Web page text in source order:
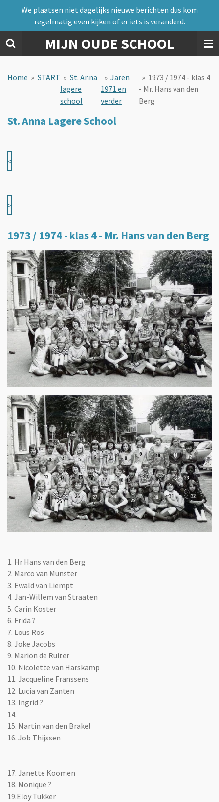
naar
de
hoofdinhoud
MIJN OUDE SCHOOL
We plaatsen niet dagelijks nieuwe berichten dus kom
regelmatig even kijken of er iets is veranderd.
Home » START » St. Anna
lagere
school
» Jaren
1971 en
verder
» 1973 / 1974 - klas 4
- Mr. Hans van den
Berg
St. Anna Lagere School
<
>
1973 / 1974 - klas 4 - Mr. Hans van den Berg
1. Hr Hans van den Berg
2. Marco van Munster
3. Ewald van Liempt
4. Jan-Willem van Straaten
5. Carin Koster
6. Frida ?
7. Lous Ros
8. Joke Jacobs
9. Marion de Ruiter
10. Nicolette van Harskamp
11. Jacqueline Franssens
12. Lucia van Zanten
13. Ingrid ?
14.
15. Martin van den Brakel
16. Job Thijssen
17. Janette Koomen
18. Monique ?
19.Eloy Tukker